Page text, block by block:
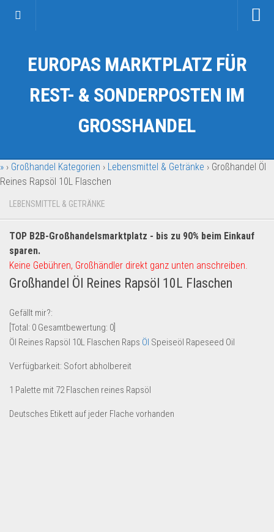
Kategorien
Auto & Motorrad
Fahrzeuge & Transport
Garten & Werkzeug
Geschäft, Büro & Schreibwaren
Geschenkartikel
Handy und Smartphone
Kosmetik & Pflege
Lebensmittel & Getränke
Multimedia & Elektro
Münzen
Spielzeug & Games
Schuhe & Accessoires
Sport & Freizeit
Uhren & Schmuck
EUROPAS MARKTPLATZ FÜR
REST- & SONDERPOSTEN IM
GROSSHANDEL
» › Großhandel Kategorien › Lebensmittel & Getränke › Großhandel Öl
Reines Rapsöl 10L Flaschen
LEBENSMITTEL & GETRÄNKE
TOP B2B-Großhandelsmarktplatz - bis zu 90% beim Einkauf
sparen.
Keine Gebühren, Großhändler direkt ganz unten anschreiben.
Großhandel Öl Reines Rapsöl 10L Flaschen
Gefällt mir?:
[Total: 0 Gesamtbewertung: 0
Öl Reines Rapsöl 10L Flaschen Raps Öl Speiseöl Rapeseed Oil
Verfügbarkeit: Sofort abholbereit
1 Palette mit 72 Flaschen reines Rapsöl
Deutsches Etikett auf jeder Flache vorhanden